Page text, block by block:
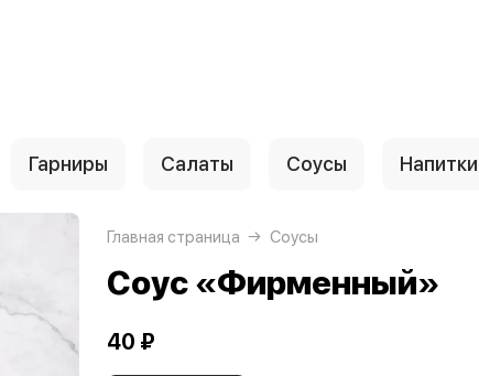
Гарниры Салаты Соусы Напитки
Главная страница Соусы
Соус «Фирменный»
40 ₽